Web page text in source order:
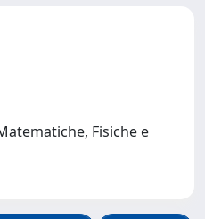
Fisiche e